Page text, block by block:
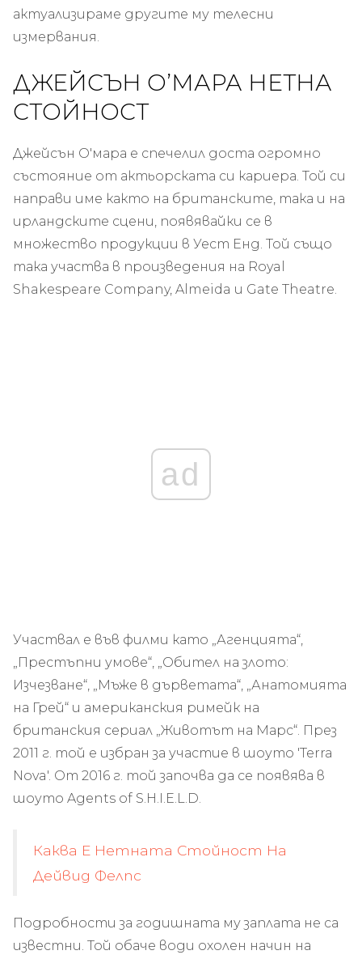
актуализираме другите му телесни
измервания.
ДЖЕЙСЪН О’МАРА НЕТНА
СТОЙНОСТ
Джейсън О'мара е спечелил доста огромно
състояние от актьорската си кариера. Той си
направи име както на британските, така и на
ирландските сцени, появявайки се в
множество продукции в Уест Енд. Той също
така участва в произведения на Royal
Shakespeare Company, Almeida и Gate Theatre.
ad
Участвал е във филми като „Агенцията“,
„Престъпни умове“, „Обител на злото:
Изчезване“, „Мъже в дърветата“, „Анатомията
на Грей“ и американския римейк на
британския сериал „Животът на Марс“. През
2011 г. той е избран за участие в шоуто 'Terra
Nova'. От 2016 г. той започва да се появява в
шоуто Agents of S.H.I.E.L.D.
Каква Е Нетната Стойност На
Дейвид Фелпс
Подробности за годишната му заплата не са
известни. Той обаче води охолен начин на